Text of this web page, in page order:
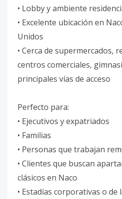
• Lobby y ambiente
• Excelente ubicación en
Unidos
• Cerca de supermercados,
centros comerciales,
principales vías de acceso
Perfecto para:
• Ejecutivos y expatriados
• Familias
• Personas que trabajan
• Clientes que buscan
clásicos en Naco
• Estadías corporativas o de